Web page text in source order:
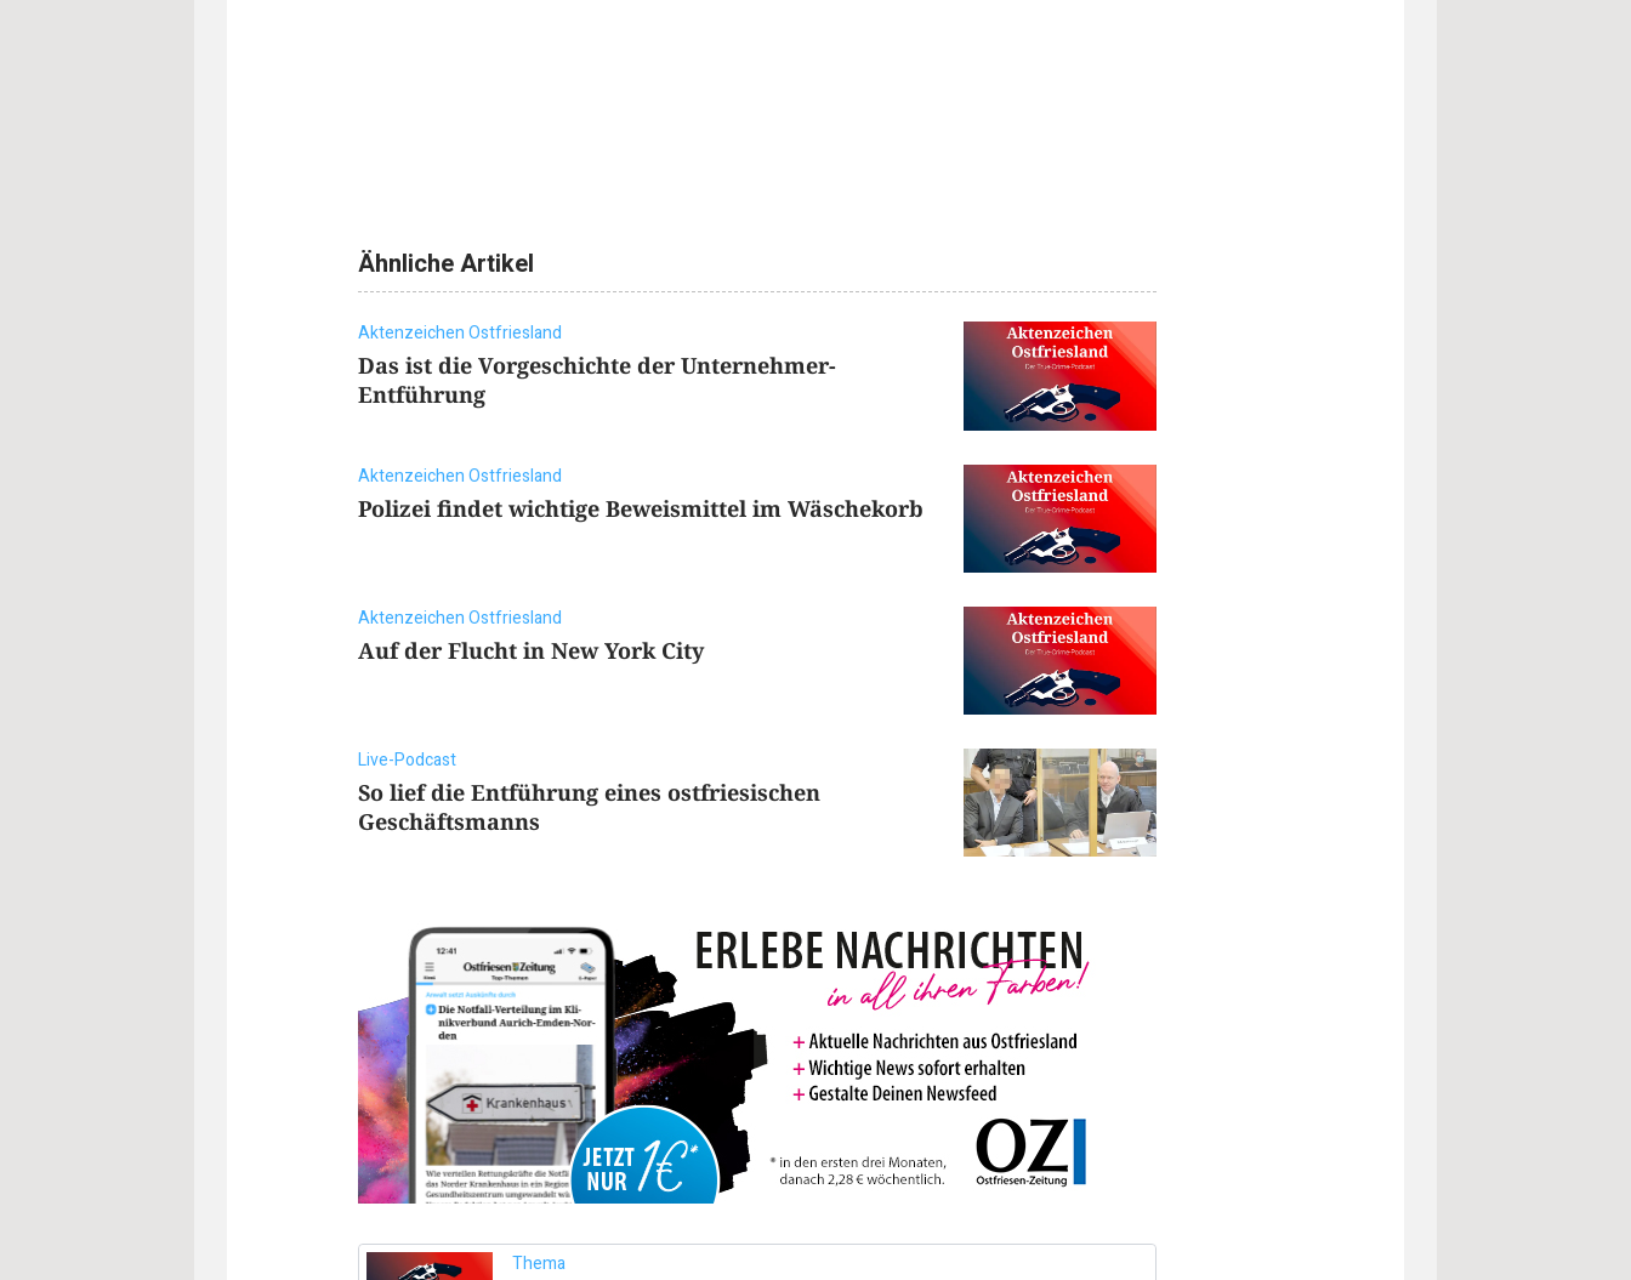
Ähnliche Artikel
Aktenzeichen Ostfriesland
Das ist die Vorgeschichte der Unternehmer-
Entführung
Aktenzeichen Ostfriesland
Polizei findet wichtige Beweismittel im Wäschekorb
Aktenzeichen Ostfriesland
Auf der Flucht in New York City
Live-Podcast
So lief die Entführung eines ostfriesischen
Geschäftsmanns
Thema